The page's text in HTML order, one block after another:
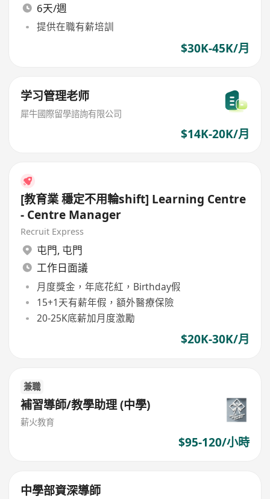
6天/週
提供在職有薪培訓
$30K-45K/月
学习管理老师
犀牛國際留學諮詢有限公司
$14K-20K/月
[教育業 穩定不用輪shift] Learning Centre
- Centre Manager
Recruit Express
屯門, 屯門
工作日面議
月度獎金，年底花紅，Birthday假
15+1天有薪年假，額外醫療保險
20-25K底薪加月度激勵
$20K-30K/月
兼職
補習導師/教學助理 (中學)
薪火教育
$95-120/小時
中學部資深導師